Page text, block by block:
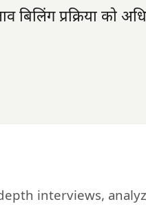
प्रक्रिया को
interviews,